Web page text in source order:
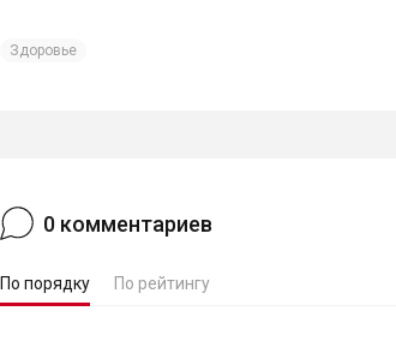
Здоровье
0 комментариев
По порядку По рейтингу